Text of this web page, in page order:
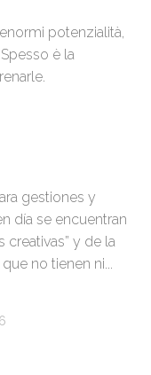
potenzialità,
è la
gestiones y
día se encuentran
creativas” y de la
no tienen ni...